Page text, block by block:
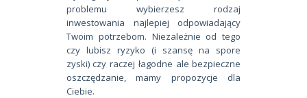
problemu wybierzesz rodzaj
inwestowania najlepiej odpowiadający
Twoim potrzebom. Niezależnie od tego
czy lubisz ryzyko (i szansę na spore
zyski) czy raczej łagodne ale bezpieczne
oszczędzanie, mamy propozycje dla
Ciebie.